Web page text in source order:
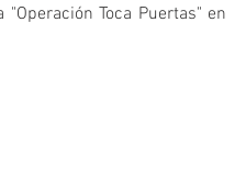
"Operación Toca Puertas" en